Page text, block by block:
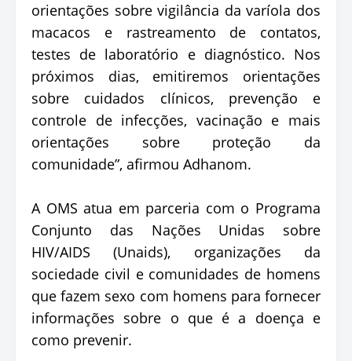
orientações sobre vigilância da varíola dos
macacos e rastreamento de contatos,
testes de laboratório e diagnóstico. Nos
próximos dias, emitiremos orientações
sobre cuidados clínicos, prevenção e
controle de infecções, vacinação e mais
orientações sobre proteção da
comunidade”, afirmou Adhanom.
A OMS atua em parceria com o Programa
Conjunto das Nações Unidas sobre
HIV/AIDS (Unaids), organizações da
sociedade civil e comunidades de homens
que fazem sexo com homens para fornecer
informações sobre o que é a doença e
como prevenir.